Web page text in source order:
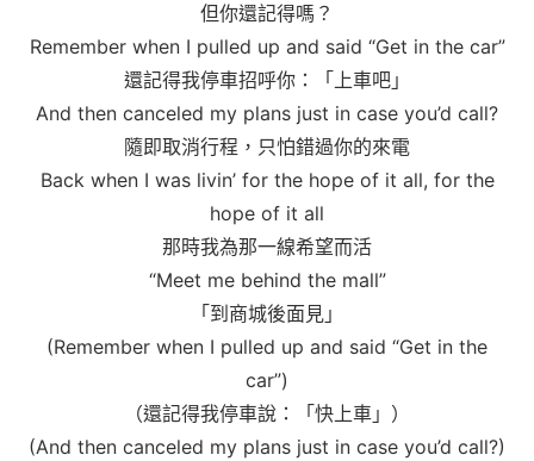
但你還記得嗎？
Remember when I pulled up and said “Get in the car”
還記得我停車招呼你：「上車吧」
And then canceled my plans just in case you’d call?
隨即取消行程，只怕錯過你的來電
Back when I was livin’ for the hope of it all, for the
hope of it all
那時我為那一線希望而活
“Meet me behind the mall”
「到商城後面見」
(Remember when I pulled up and said “Get in the
car”)
（還記得我停車說：「快上車」）
(And then canceled my plans just in case you’d call?)